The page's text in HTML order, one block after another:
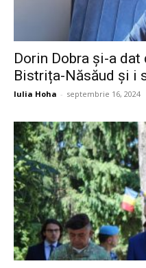
Dorin Dobra și-a
Bistrița-Năsăud și i
Iulia Hoha - septembrie 16, 2024